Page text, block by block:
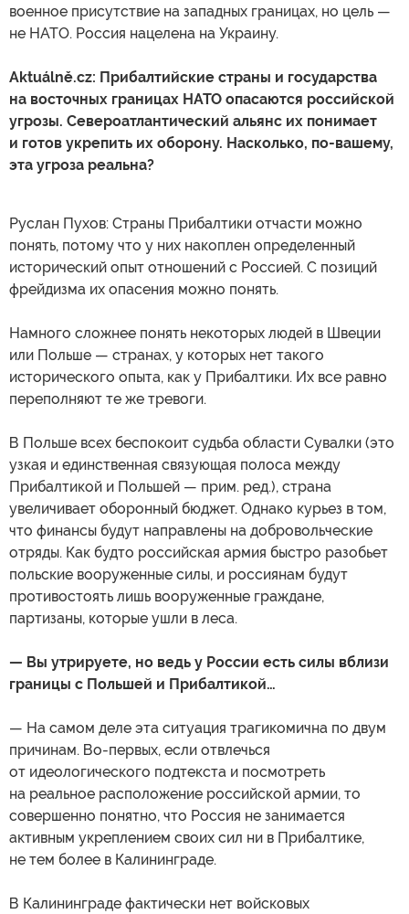
военное присутствие на западных границах, но цель —
не НАТО. Россия нацелена на Украину.
Aktuálně.cz: Прибалтийские страны и государства
на восточных границах НАТО опасаются российской
угрозы. Североатлантический альянс их понимает
и готов укрепить их оборону. Насколько, по-вашему,
эта угроза реальна?
Руслан Пухов: Страны Прибалтики отчасти можно
понять, потому что у них накоплен определенный
исторический опыт отношений с Россией. С позиций
фрейдизма их опасения можно понять.
Намного сложнее понять некоторых людей в Швеции
или Польше — странах, у которых нет такого
исторического опыта, как у Прибалтики. Их все равно
переполняют те же тревоги.
В Польше всех беспокоит судьба области Сувалки (это
узкая и единственная связующая полоса между
Прибалтикой и Польшей — прим. ред.), страна
увеличивает оборонный бюджет. Однако курьез в том,
что финансы будут направлены на добровольческие
отряды. Как будто российская армия быстро разобьет
польские вооруженные силы, и россиянам будут
противостоять лишь вооруженные граждане,
партизаны, которые ушли в леса.
— Вы утрируете, но ведь у России есть силы вблизи
границы с Польшей и Прибалтикой…
— На самом деле эта ситуация трагикомична по двум
причинам. Во-первых, если отвлечься
от идеологического подтекста и посмотреть
на реальное расположение российской армии, то
совершенно понятно, что Россия не занимается
активным укреплением своих сил ни в Прибалтике,
не тем более в Калининграде.
В Калининграде фактически нет войсковых